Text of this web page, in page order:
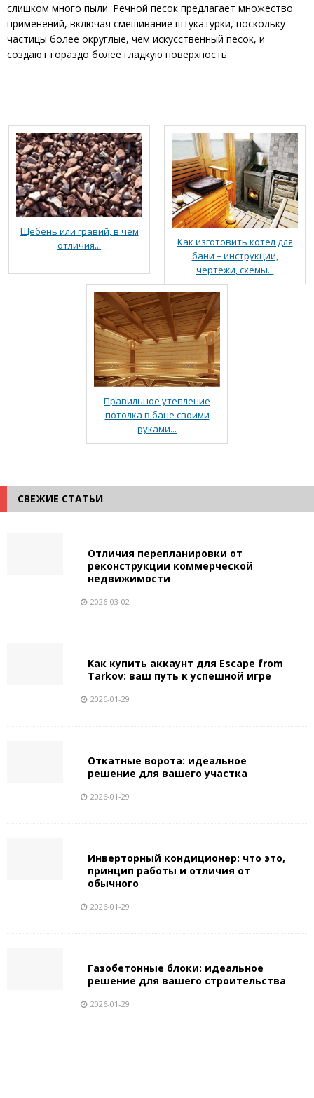
слишком много пыли. Речной песок предлагает множество
применений, включая смешивание штукатурки, поскольку
частицы более округлые, чем искусственный песок, и
создают гораздо более гладкую поверхность.
Щебень или гравий, в чем
отличия...
Как изготовить котел для
бани – инструкции,
чертежи, схемы...
Правильное утепление
потолка в бане своими
руками...
СВЕЖИЕ СТАТЬИ
Отличия перепланировки от
реконструкции коммерческой
недвижимости
2026-03-02
Как купить аккаунт для Escape from
Tarkov: ваш путь к успешной игре
2026-01-29
Откатные ворота: идеальное
решение для вашего участка
2026-01-29
Инверторный кондиционер: что это,
принцип работы и отличия от
обычного
2026-01-29
Газобетонные блоки: идеальное
решение для вашего строительства
2026-01-29